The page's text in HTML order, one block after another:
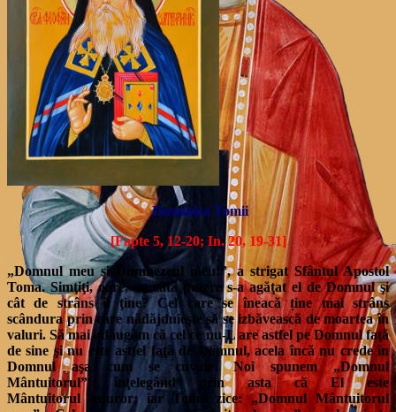
Duminica Tomii
[Fapte 5, 12-20; In. 20, 19-31]
„Domnul meu şi Dumnezeul meu!”, a strigat Sfântul Apostol
Toma. Simţiţi, oare, cu câtă putere s-a agăţat el de Domnul şi
cât de strâns îl ţine? Cel care se îneacă ține mai strâns
scândura prin care nădăjduieşte să se izbăvească de moartea în
valuri. Să mai adăugăm că cel ce nu-L are astfel pe Domnul faţă
de sine şi nu este astfel faţă de Domnul, acela încă nu crede în
Domnul aşa cum se cuvine. Noi spunem „Domnul
Mântuitorul”, înţelegând prin asta că El este
Mântuitorul tuturor; iar Toma zice: „Domnul Mântuitorul